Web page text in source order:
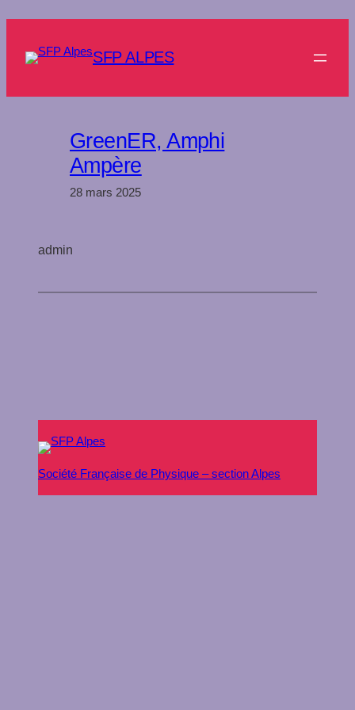
contenu
SFP ALPES
GreenER, Amphi
Ampère
28 mars 2025
admin
Société Française de Physique – section Alpes